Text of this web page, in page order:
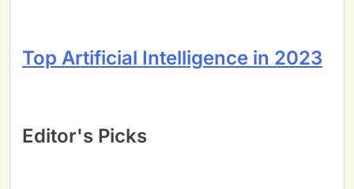
Top Artificial Intelligence in 2023
Editor's Picks